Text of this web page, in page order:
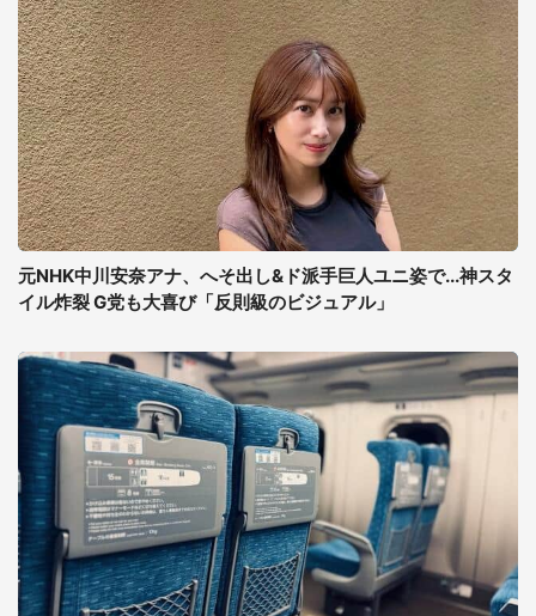
元NHK中川安奈アナ、へそ出し&ド派手巨人ユニ姿で...神スタ
イル炸裂 G党も大喜び「反則級のビジュアル」